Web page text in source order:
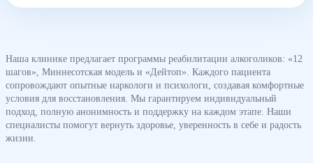
Наша клинике предлагает программы реабилитации алкоголиков: «12
шагов», Миннесотская модель и «Дейтоп». Каждого пациента
сопровождают опытные наркологи и психологи, создавая комфортные
условия для восстановления. Мы гарантируем индивидуальный
подход, полную анонимность и поддержку на каждом этапе. Наши
специалисты помогут вернуть здоровье, уверенность в себе и радость
жизни.